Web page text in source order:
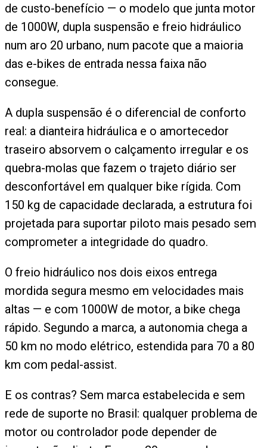
de custo-benefício — o modelo que junta motor
de 1000W, dupla suspensão e freio hidráulico
num aro 20 urbano, num pacote que a maioria
das e-bikes de entrada nessa faixa não
consegue.
A dupla suspensão é o diferencial de conforto
real: a dianteira hidráulica e o amortecedor
traseiro absorvem o calçamento irregular e os
quebra-molas que fazem o trajeto diário ser
desconfortável em qualquer bike rígida. Com
150 kg de capacidade declarada, a estrutura foi
projetada para suportar piloto mais pesado sem
comprometer a integridade do quadro.
O freio hidráulico nos dois eixos entrega
mordida segura mesmo em velocidades mais
altas — e com 1000W de motor, a bike chega
rápido. Segundo a marca, a autonomia chega a
50 km no modo elétrico, estendida para 70 a 80
km com pedal-assist.
E os contras? Sem marca estabelecida e sem
rede de suporte no Brasil: qualquer problema de
motor ou controlador pode depender de